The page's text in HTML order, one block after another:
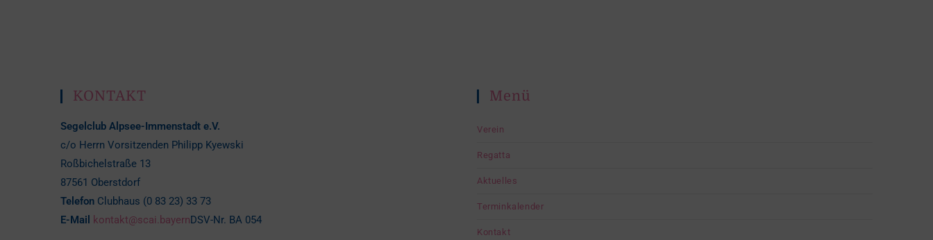
KONTAKT
Segelclub Alpsee-Immenstadt e.V.
c/o Herrn Vorsitzenden Philipp Kyewski
Roßbichelstraße 13
87561 Oberstdorf
Telefon Clubhaus (0 83 23) 33 73
E-Mail
kontakt@scai.bayernDSV-Nr. BA 054
Menü
Verein
Regatta
Aktuelles
Terminkalender
Kontakt